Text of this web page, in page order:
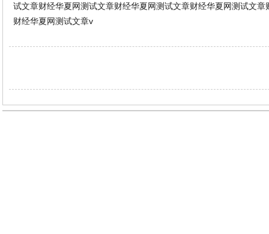
试文章财经华夏网测试文章财经华夏网测试文章财经华夏网测试文
财经华夏网测试文章v